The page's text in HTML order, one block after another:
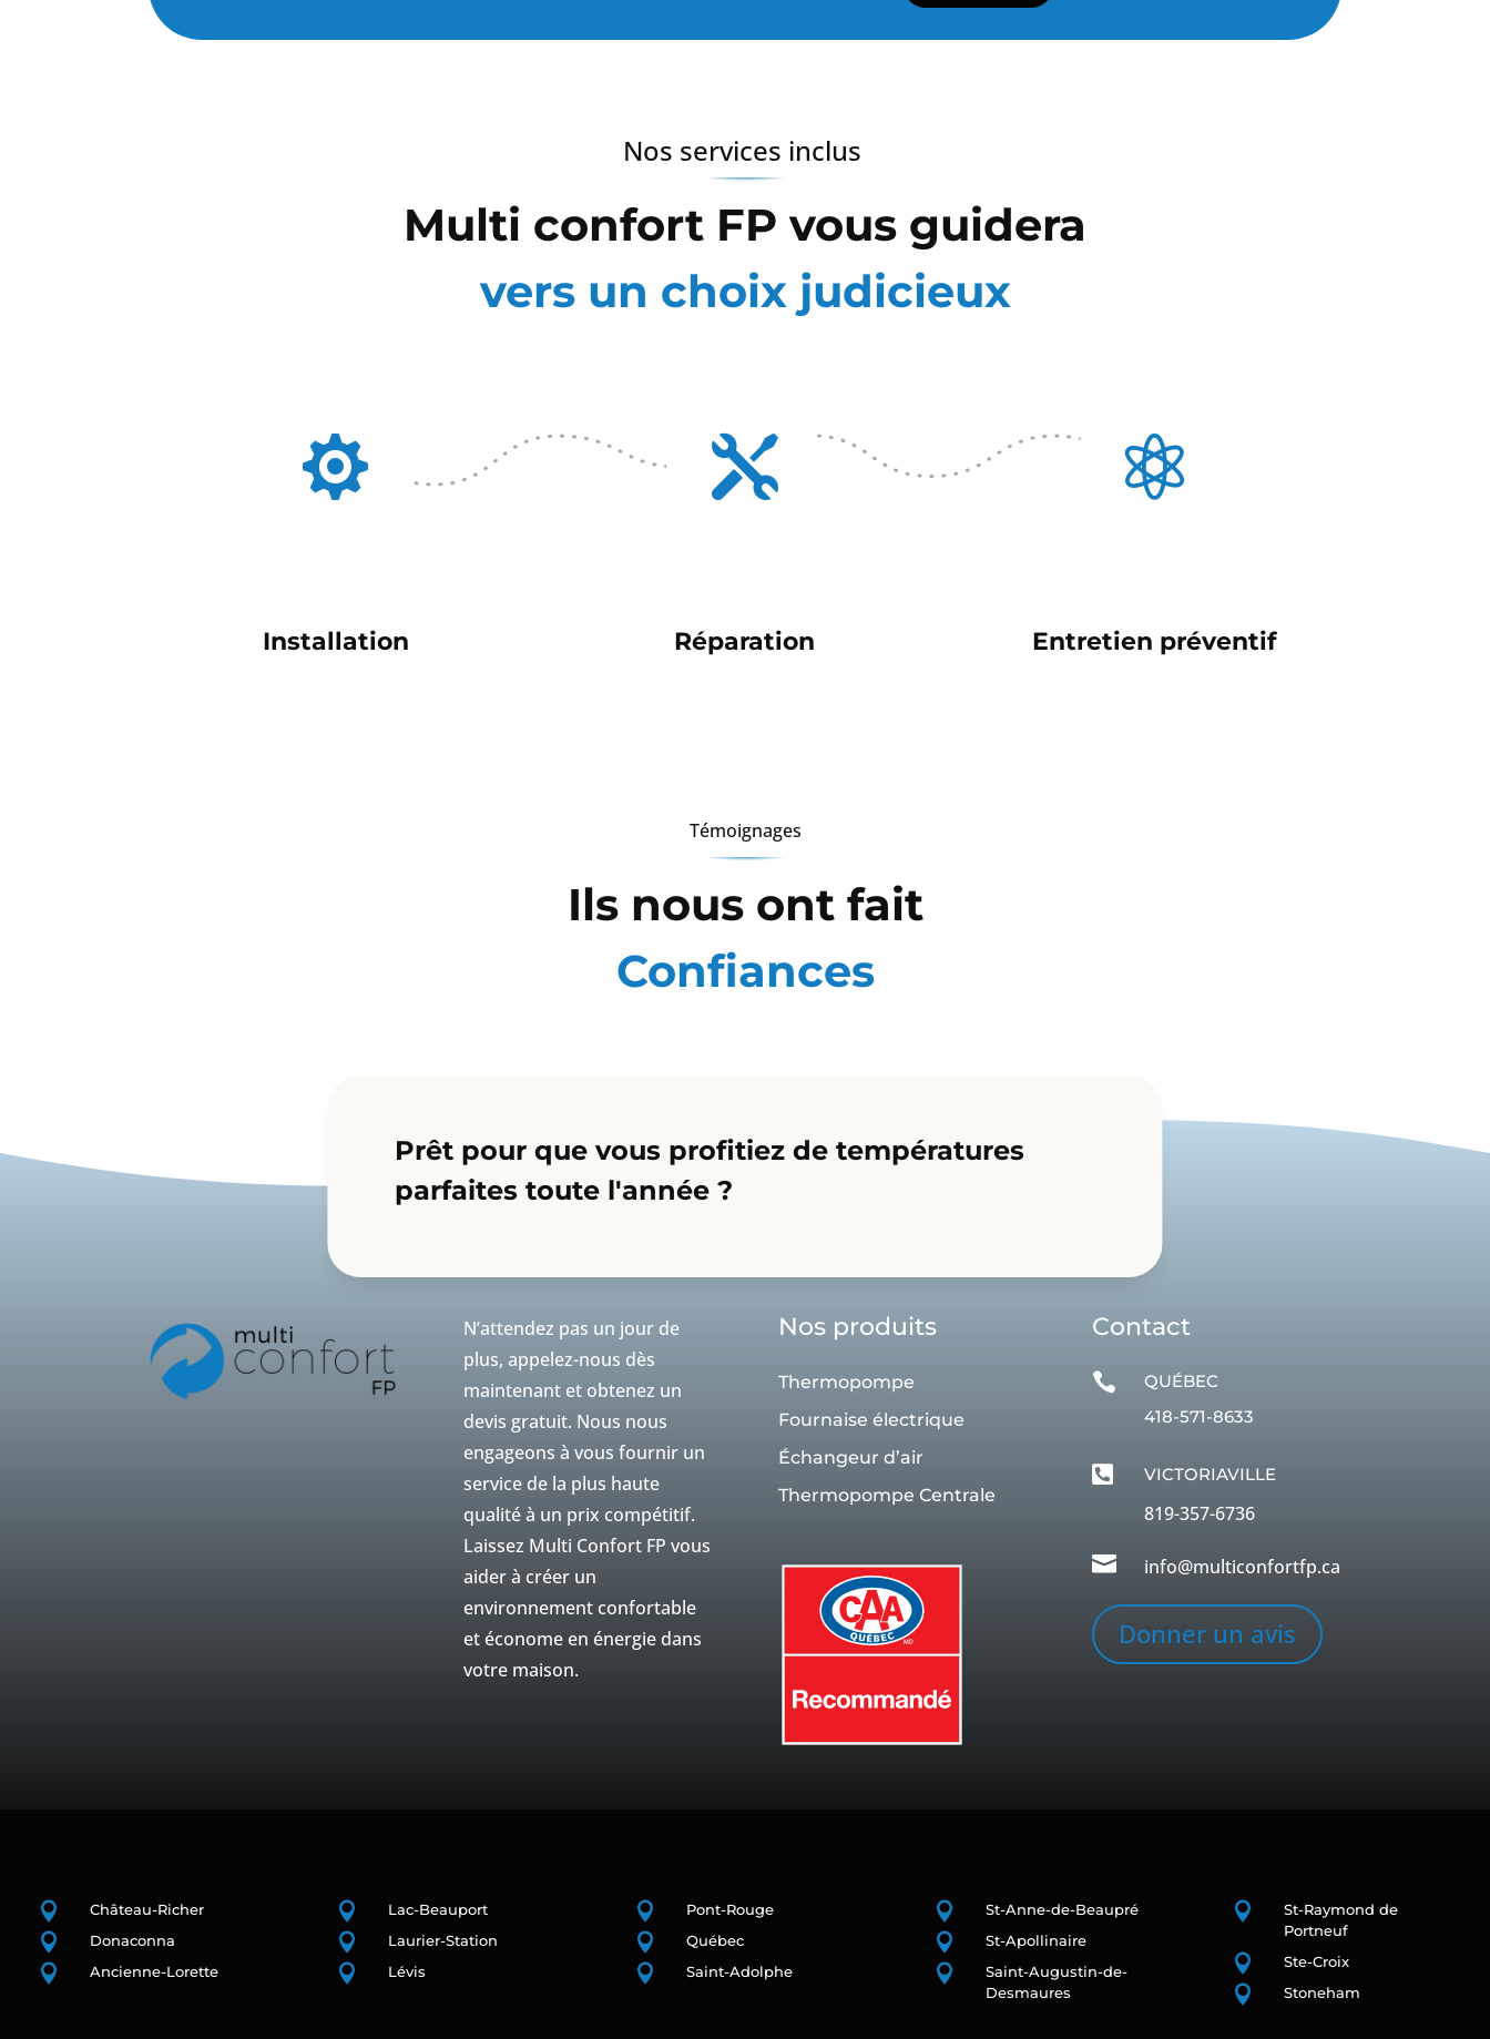
Nos services inclus
Multi confort FP vous guidera
vers un choix judicieux

Installation

Réparation

Entretien préventif
Témoignages
Ils nous ont fait
Confiances
Prêt pour que vous profitiez de températures
parfaites toute l'année ?
N’attendez pas un jour de
plus, appelez-nous dès
maintenant et obtenez un
devis gratuit. Nous nous
engageons à vous fournir un
service de la plus haute
qualité à un prix compétitif.
Laissez Multi Confort FP vous
aider à créer un
environnement confortable
et économe en énergie dans
votre maison.
Nos produits
Thermopompe
Fournaise électrique
Échangeur d’air
Thermopompe Centrale
Contact

QUÉBEC
418-571-8633
 VICTORIAVILLE
819-357-6736
 info@multiconfortfp.ca
Donner un avis
 Château-Richer
 Donaconna
 Ancienne-Lorette
 Lac-Beauport
 Laurier-Station
 Lévis
 Pont-Rouge
 Québec
 Saint-Adolphe
 St-Anne-de-Beaupré
 St-Apollinaire

Saint-Augustin-de-
Desmaures

St-Raymond de
Portneuf
 Ste-Croix
 Stoneham